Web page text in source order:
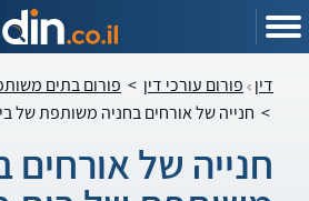
דין פורום עורכי דין > פורום בתים
> חנייה של אורחים בחניה משותפת של
חנייה של אורחים